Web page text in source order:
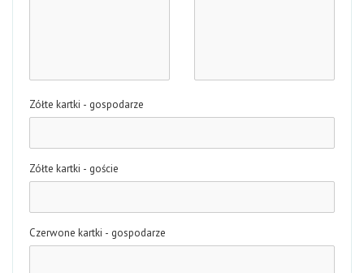
Zółte kartki - gospodarze
Zółte kartki - goście
Czerwone kartki - gospodarze